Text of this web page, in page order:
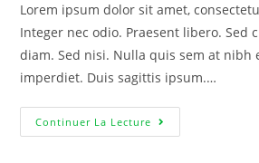
Lorem ipsum dolor sit amet,
Integer nec odio. Praesent libero. Sed
diam. Sed nisi. Nulla quis sem at nibh
imperdiet. Duis sagittis ipsum.…
Continuer La Lecture